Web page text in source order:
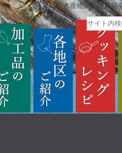
茨城県水産物開発普及協
各地区のご紹介
加工品のご紹介